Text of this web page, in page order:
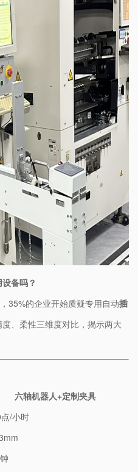
备吗？​
35%的企业开始质疑专用自动插
、柔性三维度对比，揭示两大
六轴机器人+定制夹具
/小时